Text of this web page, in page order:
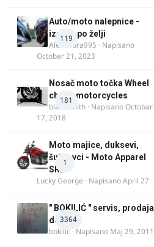
119
Auto/moto nalepnice -
izrada po želji
Alexandra995 · Napisano
Octobar 21, 2023
181
Nosač moto točka Wheel
chock motorcycles
blacksmith · NapisanoOctobar
17, 2018
1
Moto majice, duksevi,
šuškavci - Moto Apparel
SRB
Lucky George · NapisanoApril 27
3364
" BOKILIĆ " servis, prodaja
delova
bokilic · Napisano Maj 29, 2011